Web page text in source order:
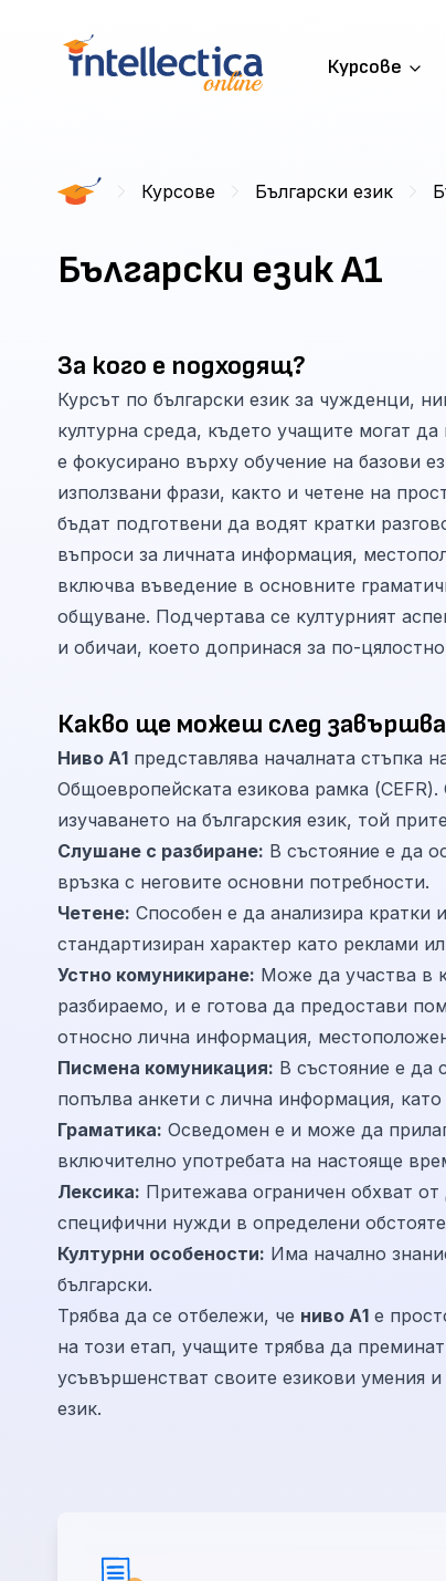
Курсове
Курсове Български език
Български език A1
За кого е подходящ?
Курсът по български език за чужденци,
културна среда, където учащите могат
е фокусирано върху обучение на базови
използвани фрази, както и четене на
бъдат подготвени да водят кратки
въпроси за личната информация,
включва въведение в основните
общуване. Подчертава се културният
и обичаи, което допринася за по-
Какво ще можеш след
Ниво А1 представлява началната стъпка
Общоевропейската езикова рамка
изучаването на българския език, той
Слушане с разбиране: В състояние е да
връзка с неговите основни потребности.
Четене: Способен е да анализира кратки
стандартизиран характер като реклами
Устно комуникиране: Може да участва в
разбираемо, и е готова да предостави
относно лична информация,
Писмена комуникация: В състояние е да
попълва анкети с лична информация,
Граматика: Осведомен е и може да
включително употребата на настояще
Лексика: Притежава ограничен обхват
специфични нужди в определени
Културни особености: Има начално
български.
Трябва да се отбележи, че ниво А1 е
на този етап, учащите трябва да
усъвършенстват своите езикови умения
език.